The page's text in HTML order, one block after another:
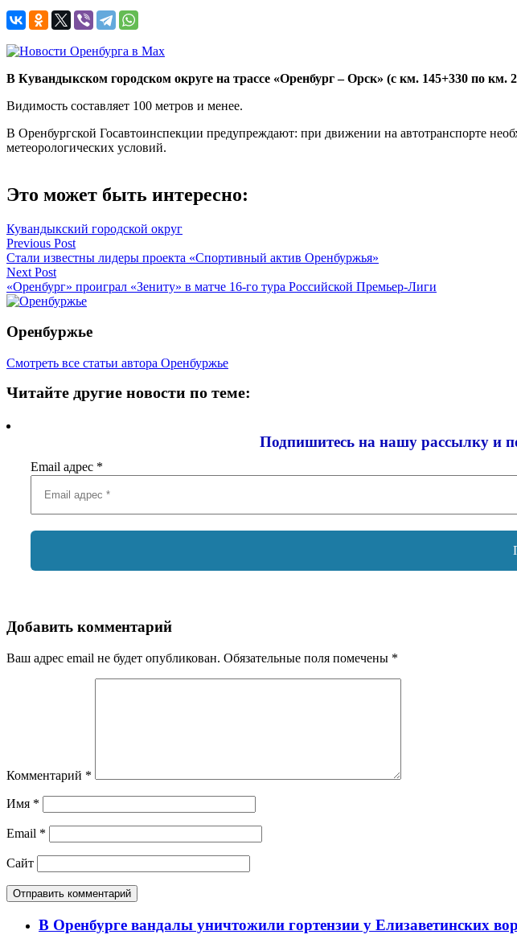
В Кувандыкском городском округе на трассе «Оренбург – Орск» (с км. 145+330 по км.
Видимость составляет 100 метров и менее.
В Оренбургской Госавтоинспекции предупреждают: при движении на автотранспорте
метеорологических условий.
Это может быть интересно:
Кувандыкский городской округ
Навигация
по
записям
Previous Post
Стали известны лидеры проекта «Спортивный актив Оренбуржья»
Next Post
«Оренбург» проиграл «Зениту» в матче 16-го тура Российской Премьер-Лиги
Оренбуржье
Смотреть все статьи автора Оренбуржье
Читайте другие новости по теме:
Подпишитесь на нашу рассылку и
Email адрес *
Добавить комментарий
Ваш адрес email не будет опубликован. Обязательные поля помечены *
Комментарий *
Имя *
Email *
Сайт
В Оренбурге вандалы уничтожили гортензии у Елизаветинских